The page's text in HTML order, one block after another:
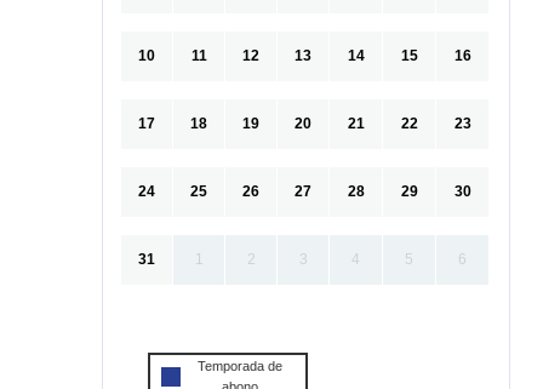
10 11 12 13 14 15 16
17 18 19 20 21 22 23
24 25 26 27 28 29 30
31 1 2 3 4 5 6
Temporada de